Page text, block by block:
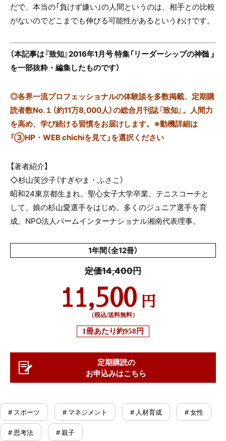
だで、本当の「負けず嫌い」の人間というのは、相手との比較
がないのでどこまでも伸びる可能性があるというわけです。
（本記事は『致知』2016年1月号 特集「リーダーシップの神髄 」
を一部抜粋・編集したものです）
◎各界一流プロフェッショナルの体験談を多数掲載、定期購
読者数No.１（約11万8,000人）の総合月刊誌『致知』。人間力
を高め、学び続ける習慣をお届けします。※動機詳細は
「③HP・WEB chichiを見て」を選択ください
【著者紹介】
◇杉山芙沙子（すぎやま・ふさこ）
昭和24東京都生まれ。聖心女子大学卒業。テニスコーチと
して、娘の杉山愛選手をはじめ、多くのジュニア選手を育
成。NPO法人パームインターナショナル湘南代表理事。
1年間（全12冊）
定価14,400円
11,500 円
（税込/送料無料）
1冊あたり約958円
定期購読の
お申込みはこちら
# スポーツ # マネジメント # 人材育成 # 女性
# 思考法 # 親子